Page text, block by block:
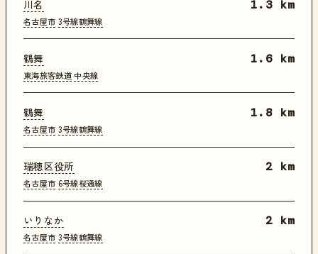
川名
名古屋市 3号線鶴舞線
1.3 km
鶴舞
東海旅客鉄道 中央線
1.6 km
鶴舞
名古屋市 3号線鶴舞線
1.8 km
瑞穂区役所
名古屋市 6号線桜通線
2 km
いりなか
名古屋市 3号線鶴舞線
2 km